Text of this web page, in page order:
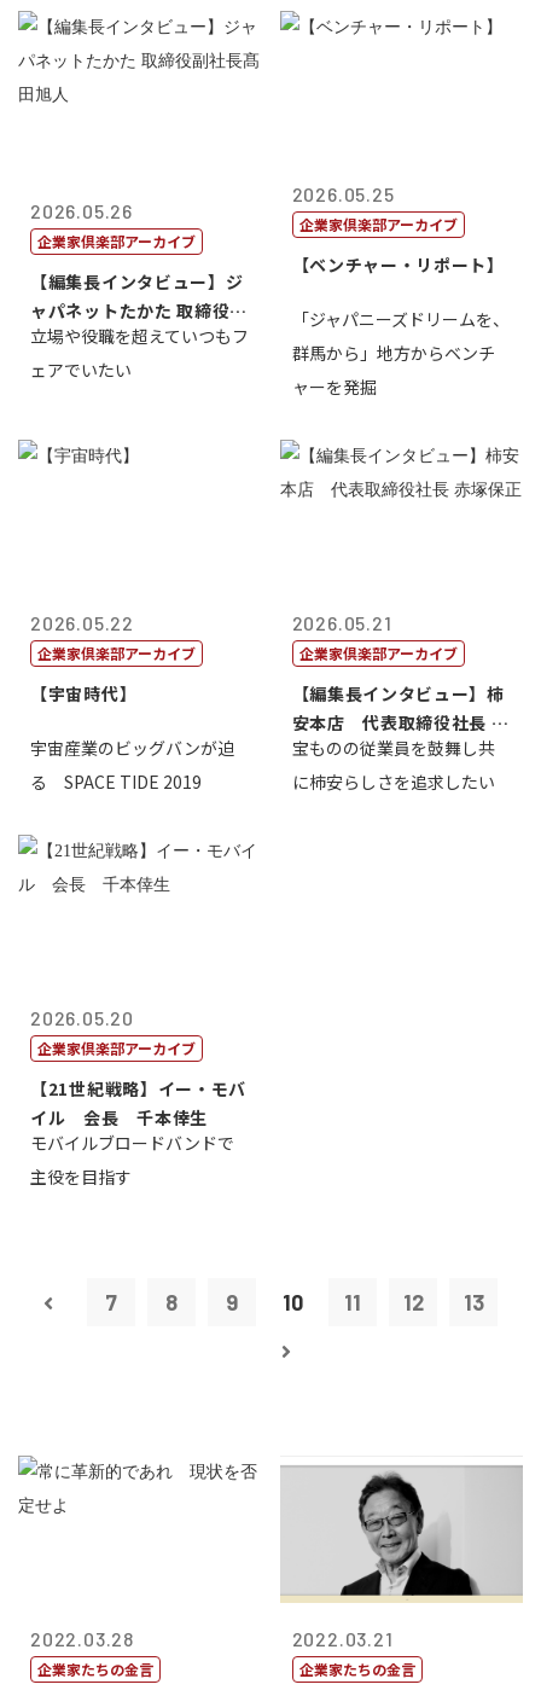
2026.05.26
企業家倶楽部アーカイブ
【編集長インタビュー】ジ
ャパネットたかた 取締役副
社長髙田旭...
立場や役職を超えていつもフ
ェアでいたい
2026.05.25
企業家倶楽部アーカイブ
【ベンチャー・リポート】
「ジャパニーズドリームを、
群馬から」地方からベンチ
ャーを発掘
2026.05.22
企業家倶楽部アーカイブ
【宇宙時代】
宇宙産業のビッグバンが迫
る SPACE TIDE 2019
2026.05.21
企業家倶楽部アーカイブ
【編集長インタビュー】柿
安本店 代表取締役社長 赤
塚保正
宝ものの従業員を鼓舞し共
に柿安らしさを追求したい
2026.05.20
企業家倶楽部アーカイブ
【21世紀戦略】イー・モバ
イル 会長 千本倖生
モバイルブロードバンドで
主役を目指す
7 8 9 10 11 12 13
2022.03.28
企業家たちの金言
2022.03.21
企業家たちの金言